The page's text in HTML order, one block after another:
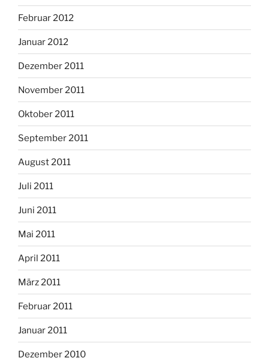
Februar 2012
Januar 2012
Dezember 2011
November 2011
Oktober 2011
September 2011
August 2011
Juli 2011
Juni 2011
Mai 2011
April 2011
März 2011
Februar 2011
Januar 2011
Dezember 2010